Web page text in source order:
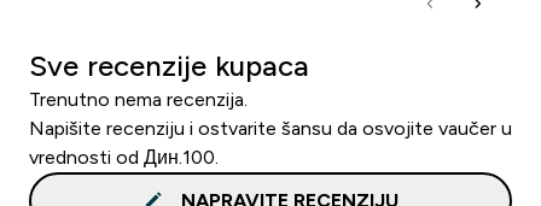
Sve recenzije kupaca
Trenutno nema recenzija.
Napišite recenziju i ostvarite šansu da osvojite vaučer u
vrednosti od Дин.100.
NAPRAVITE RECENZIJU